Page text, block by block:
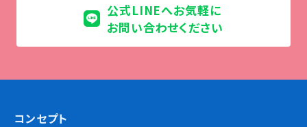
公式LINEへお気軽に
お問い合わせください
コンセプト